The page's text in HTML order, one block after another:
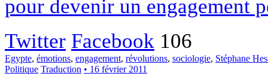
pour devenir un engagement
Twitter Facebook 106
Egypte, émotions, engagement, révolutions, sociologie, Stéphane
Politique Traduction • 16 février 2011